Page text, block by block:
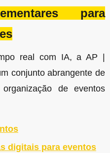
para
real com IA, a AP |
conjunto abrangente de
de eventos
digitais para eventos